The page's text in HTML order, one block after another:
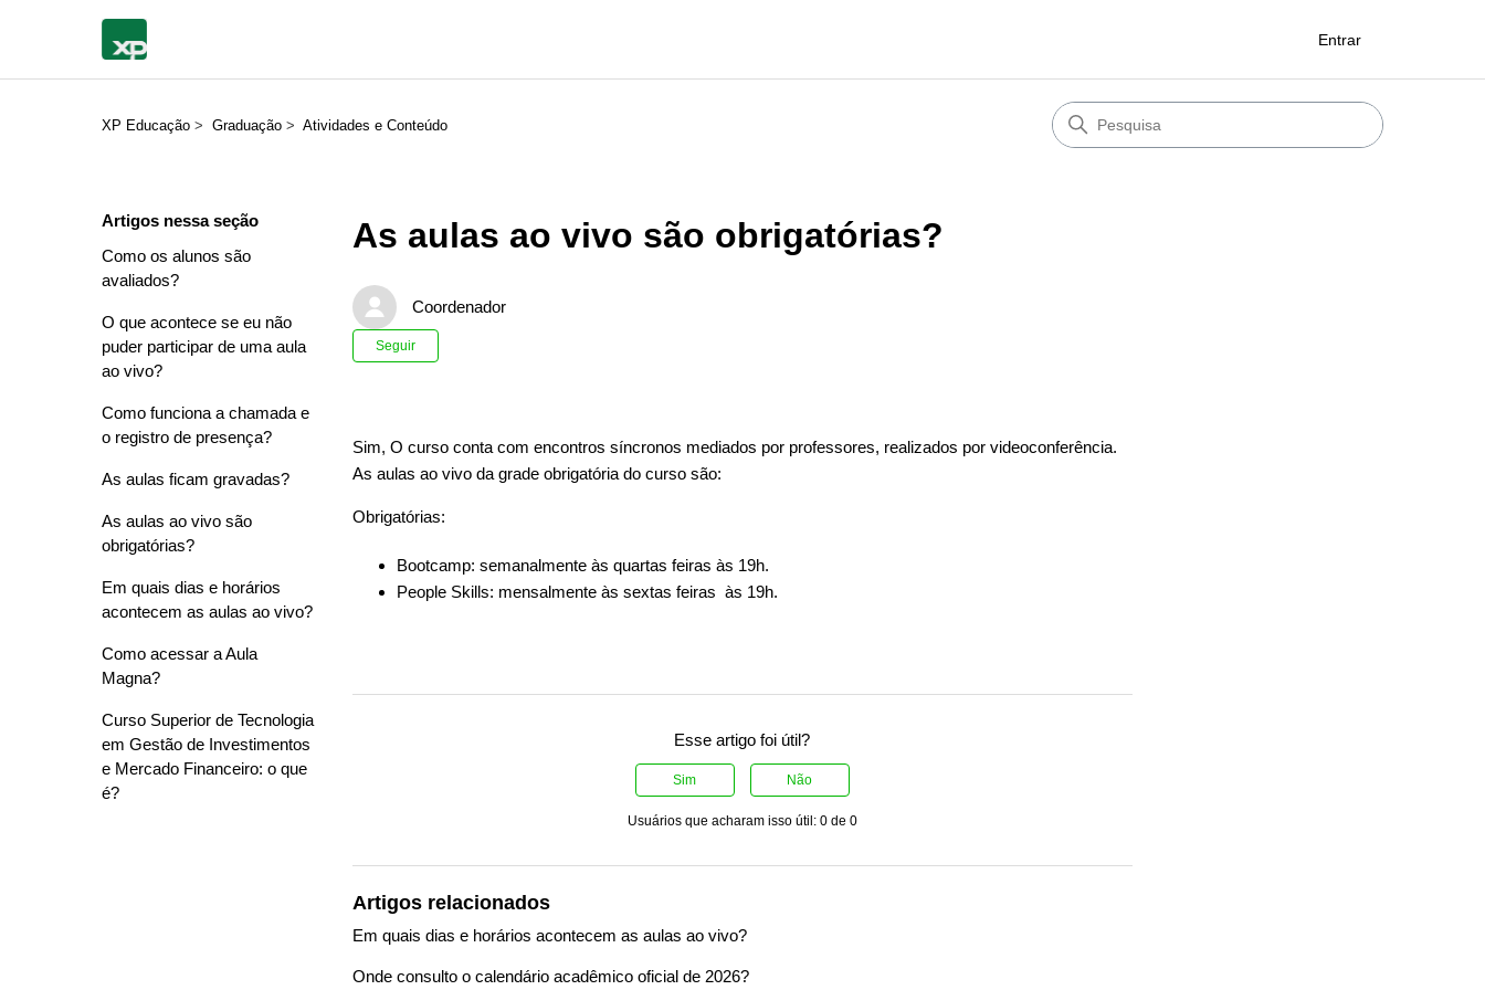
Entrar
XP Educação Graduação Atividades e Conteúdo
Artigos nessa seção
Como os alunos são
avaliados?
O que acontece se eu não
puder participar de uma aula
ao vivo?
Como funciona a chamada e
o registro de presença?
As aulas ficam gravadas?
As aulas ao vivo são
obrigatórias?
Em quais dias e horários
acontecem as aulas ao vivo?
Como acessar a Aula
Magna?
Curso Superior de Tecnologia
em Gestão de Investimentos
e Mercado Financeiro: o que
é?
As aulas ao vivo são obrigatórias?
Coordenador
Seguir
Sim, O curso conta com encontros síncronos mediados por professores, realizados por videoconferência.
As aulas ao vivo da grade obrigatória do curso são:
Obrigatórias:
Bootcamp: semanalmente às quartas feiras às 19h.
People Skills: mensalmente às sextas feiras às 19h.
Esse artigo foi útil?
Sim Não
Usuários que acharam isso útil: 0 de 0
Artigos relacionados
Em quais dias e horários acontecem as aulas ao vivo?
Onde consulto o calendário acadêmico oficial de 2026?